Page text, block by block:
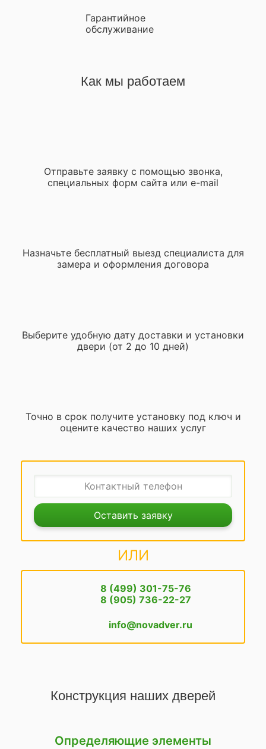
Гарантийное
обслуживание
Как мы работаем
Отправьте заявку с помощью звонка,
специальных форм сайта или e-mail
Назначьте бесплатный выезд специалиста для
замера и оформления договора
Выберите удобную дату доставки и установки
двери (от 2 до 10 дней)
Точно в срок получите установку под ключ и
оцените качество наших услуг
Оставить заявку
ИЛИ
8 (499) 301-75-76
8 (905) 736-22-27
info@novadver.ru
Конструкция наших дверей
Определяющие элементы